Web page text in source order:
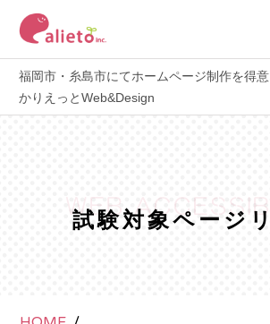
福岡市・糸島市にてホームページ制作を得
かりえっとWeb&Design
試験対象ページ